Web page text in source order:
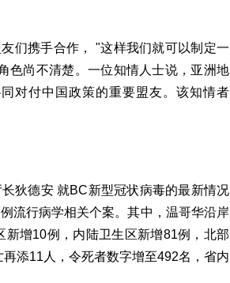
们携手合作， "这样我们就可以制定一
色尚不清楚。一位知情人士说，亚洲地
对付中国政策的重要盟友。该知情者
狄德安 就BC新型冠状病毒的最新情况
流行病学相关个案。其中，温哥华沿岸
增10例，内陆卫生区新增81例，北部
添11人，令死者数字增至492名，省内